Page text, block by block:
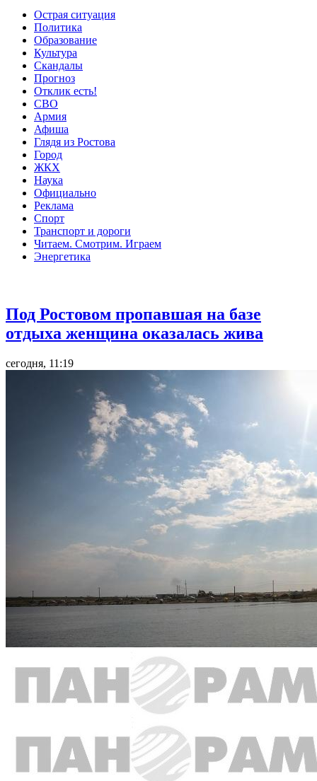
Острая ситуация
Политика
Образование
Культура
Скандалы
Прогноз
Отклик есть!
СВО
Армия
Афиша
Глядя из Ростова
Город
ЖКХ
Наука
Официально
Реклама
Спорт
Транспорт и дороги
Читаем. Смотрим. Играем
Энергетика
Под Ростовом пропавшая на базе
отдыха женщина оказалась жива
сегодня, 11:19